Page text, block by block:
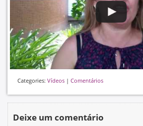
Categories: Vídeos | Comentários
Deixe um comentário